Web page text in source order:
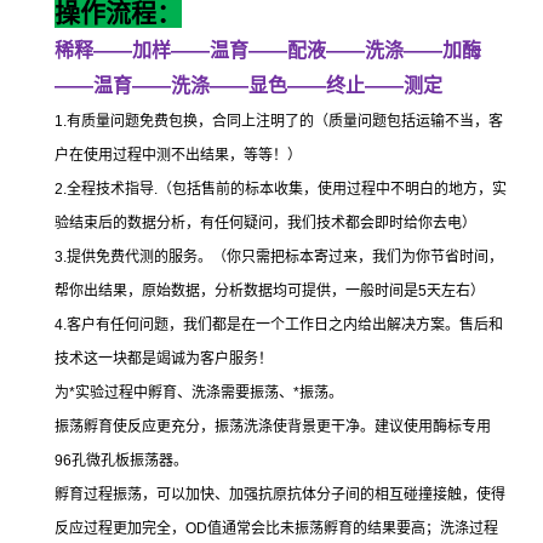
操作流程：
稀释——加样——温育——配液——洗涤——加酶
——温育——洗涤——显色——终止——测定
1.有质量问题免费包换，合同上注明了的（质量问题包括运输不当，客
户在使用过程中测不出结果，等等！）
2.全程技术指导. （包括售前的标本收集，使用过程中不明白的地方，实
验结束后的数据分析，有任何疑问，我们技术都会即时给你去电）
3.提供免费代测的服务。（你只需把标本寄过来，我们为你节省时间，
帮你出结果，原始数据，分析数据均可提供，一般时间是5天左右）
4.客户有任何问题，我们都是在一个工作日之内给出解决方案。售后和
技术这一块都是竭诚为客户服务！
为*实验过程中孵育、洗涤需要振荡、 *振荡。
振荡孵育使反应更充分，振荡洗涤使背景更干净。建议使用酶标专用
96孔微孔板振荡器。
孵育过程振荡，可以加快、加强抗原抗体分子间的相互碰撞接触，使得
反应过程更加完全， OD值通常会比未振荡孵育的结果要高；洗涤过程